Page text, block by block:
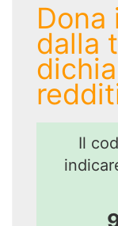
dalla
Il